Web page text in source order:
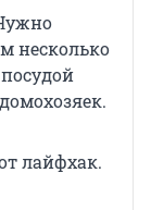
несколько
лайфхак.